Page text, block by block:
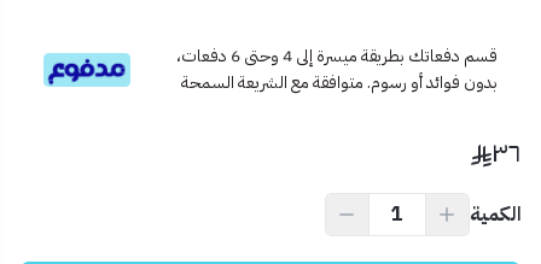
بوابات صغيرة أو متوسطة الحجم
💡 نصيحة احترافية:
ركّب القفل على يد فني مختص لضمان المحاذاة المثالية وسهولة الفتح
قسم دفعاتك بطريقة ميسرة إلى 4 وحتى 6 دفعات،
بدون فوائد أو رسوم. متوافقة مع الشريعة السمحة
٣٦
الكمية